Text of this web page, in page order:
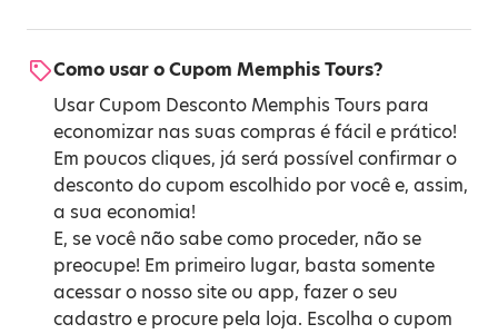
Como usar o Cupom Memphis Tours?
Usar Cupom Desconto Memphis Tours para
economizar nas suas compras é fácil e prático!
Em poucos cliques, já será possível confirmar o
desconto do cupom escolhido por você e, assim,
a sua economia!
E, se você não sabe como proceder, não se
preocupe! Em primeiro lugar, basta somente
acessar o nosso site ou app, fazer o seu
cadastro e procure pela loja. Escolha o cupom